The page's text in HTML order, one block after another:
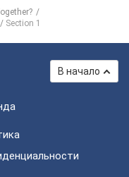
Section 1
В начало